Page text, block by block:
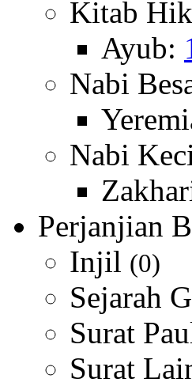
Kitab
Ayub:
Nabi
Nabi
Perjanjian
Injil (0)
Sejarah
Surat
Surat